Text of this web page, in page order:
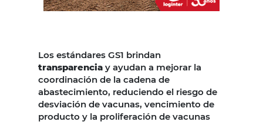
Los estándares GS1 brindan
transparencia y ayudan a mejorar la
coordinación de la cadena de
abastecimiento, reduciendo el riesgo de
desviación de vacunas, vencimiento de
producto y la proliferación de vacunas